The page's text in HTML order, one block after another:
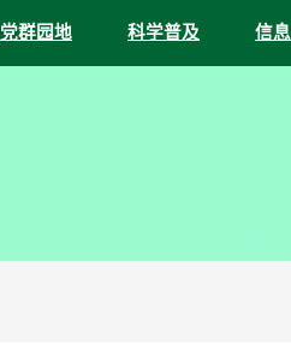
党群园地 科学普及 信